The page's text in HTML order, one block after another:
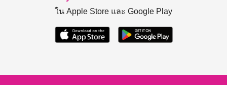
ใน Apple Store และ Google Play